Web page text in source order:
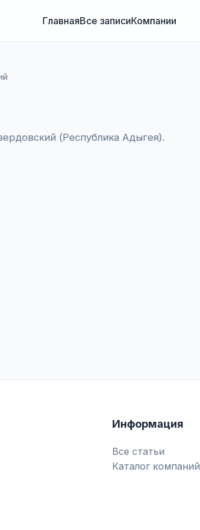
ГлавнаяВсе записиКомпании
(Республика Адыгея).
Информация
Все статьи
Каталог компаний